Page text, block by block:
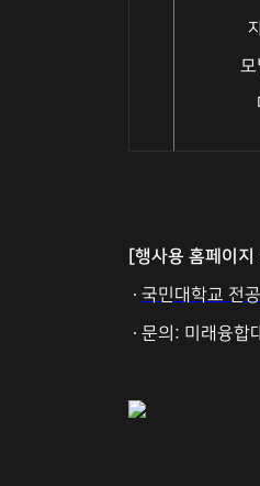
모
[행사용 홈페이지
∙ 국민대학교 전
∙ 문의: 미래융